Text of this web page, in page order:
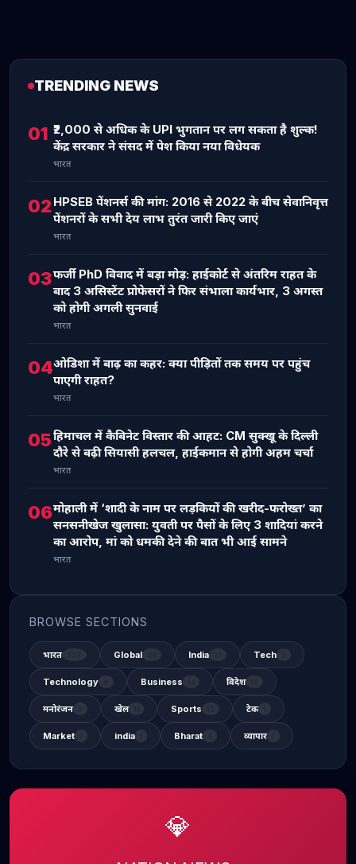
TRENDING NEWS
01 ₹2,000 से अधिक के UPI भुगतान पर लग सकता है शुल्क!
केंद्र सरकार ने संसद में पेश किया नया विधेयक
भारत
02 HPSEB पेंशनर्स की मांग: 2016 से 2022 के बीच सेवानिवृत्त
पेंशनरों के सभी देय लाभ तुरंत जारी किए जाएं
भारत
03फर्जी PhD विवाद में बड़ा मोड़: हाईकोर्ट से अंतरिम राहत के
बाद 3 असिस्टेंट प्रोफेसरों ने फिर संभाला कार्यभार, 3 अगस्त
को होगी अगली सुनवाई
भारत
04ओडिशा में बाढ़ का कहर: क्या पीड़ितों तक समय पर पहुंच
पाएगी राहत?
भारत
05हिमाचल में कैबिनेट विस्तार की आहट: CM सुक्खू के दिल्ली
दौरे से बढ़ी सियासी हलचल, हाईकमान से होगी अहम चर्चा
भारत
06मोहाली में ‘शादी के नाम पर लड़कियों की खरीद-फरोख्त’ का
सनसनीखेज खुलासा: युवती पर पैसों के लिए 3 शादियां करने
का आरोप, मां को धमकी देने की बात भी आई सामने
भारत
BROWSE SECTIONS
भारत Global India Tech
Technology Business विदेश
मनोरंजन खेल Sports टेक
Market india Bharat व्यापार
💎